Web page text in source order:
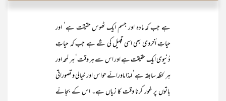
ہے جب کہ مادہ اور جسم ایک ٹھوس حقیقت ہے‘ اور
حیاتِ اُخروی بھی اسی قبیل کی شے ہے جب کہ حیاتِ
دُنیوی ایک حقیقت ہے اور اس سے ہر وقت‘ ہر لمحہ اور
ہر لحظہ سابقہ ہے‘ لہذا ماورائے حواس اور خیالی و تصوراتی
باتوں پر غور کرنا وقت کا زیاں ہے۔ اس کے بجائے